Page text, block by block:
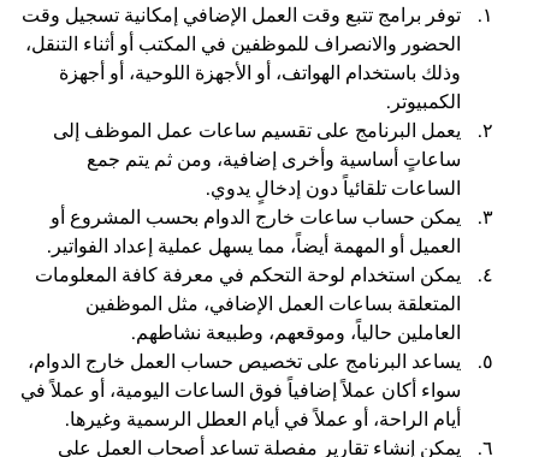
توفر برامج تتبع وقت العمل الإضافي إمكانية تسجيل وقت
الحضور والانصراف للموظفين في المكتب أو أثناء التنقل،
وذلك باستخدام الهواتف، أو الأجهزة اللوحية، أو أجهزة
الكمبيوتر.
يعمل البرنامج على تقسيم ساعات عمل الموظف إلى
ساعاتٍ أساسية وأخرى إضافية، ومن ثم يتم جمع
الساعات تلقائياً دون إدخالٍ يدوي.
يمكن حساب ساعات خارج الدوام بحسب المشروع أو
العميل أو المهمة أيضاً، مما يسهل عملية إعداد الفواتير.
يمكن استخدام لوحة التحكم في معرفة كافة المعلومات
المتعلقة بساعات العمل الإضافي، مثل الموظفين
العاملين حالياً، وموقعهم، وطبيعة نشاطهم.
يساعد البرنامج على تخصيص حساب العمل خارج الدوام،
سواء أكان عملاً إضافياً فوق الساعات اليومية، أو عملاً في
أيام الراحة، أو عملاً في أيام العطل الرسمية وغيرها.
يمكن إنشاء تقارير مفصلة تساعد أصحاب العمل على